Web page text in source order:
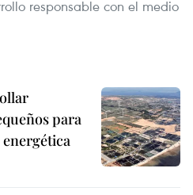
responsable con el medio
para